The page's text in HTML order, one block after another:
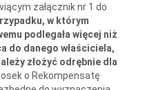
załącznik nr 1 do
w którym
podlegała więcej niż
do danego właściciela,
złożyć odrębnie dla
o Rekompensatę